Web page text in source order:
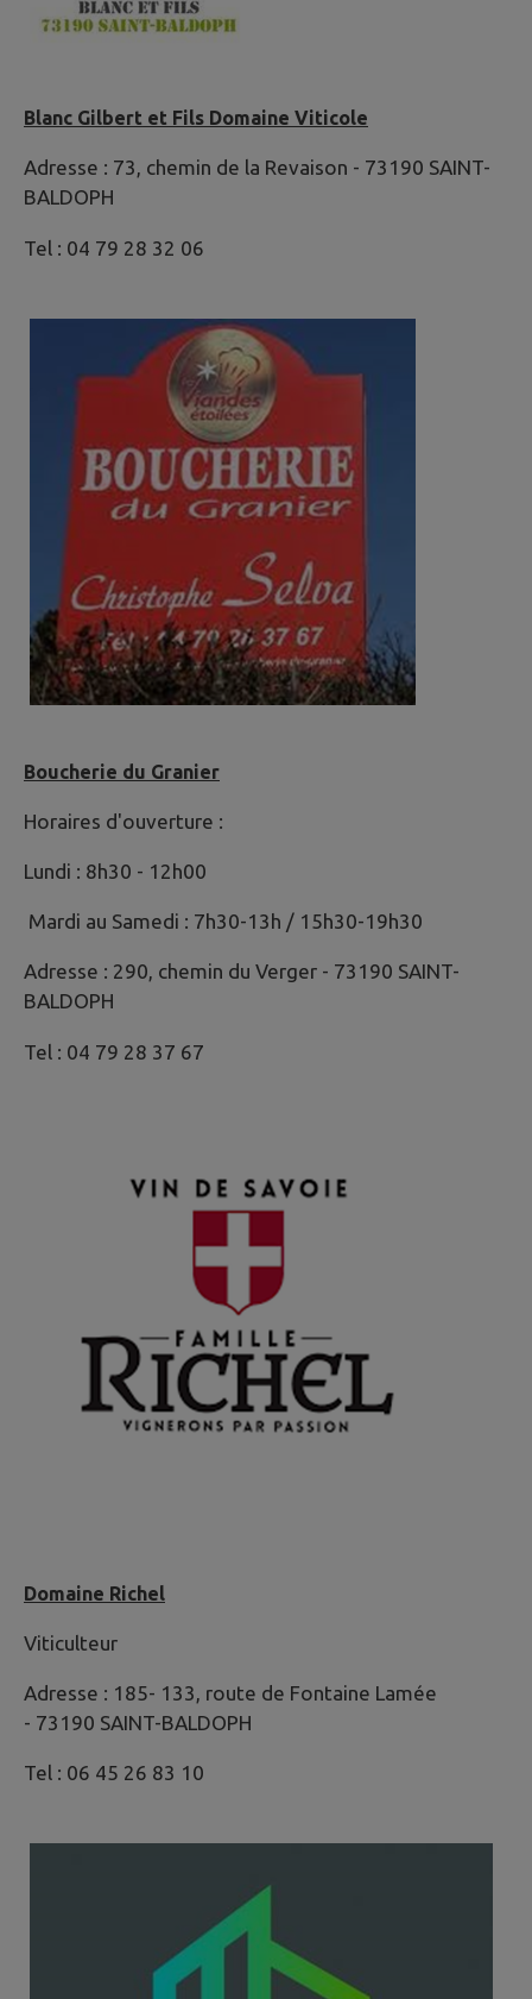
Blanc Gilbert et Fils Domaine Viticole
Adresse : 73, chemin de la Revaison - 73190 SAINT-
BALDOPH
Tel : 04 79 28 32 06
Boucherie du Granier
Horaires d'ouverture :
Lundi : 8h30 - 12h00
Mardi au Samedi : 7h30-13h / 15h30-19h30
Adresse : 290, chemin du Verger - 73190 SAINT-
BALDOPH
Tel : 04 79 28 37 67
Domaine Richel
Viticulteur
Adresse : 185- 133, route de Fontaine Lamée
- 73190 SAINT-BALDOPH
Tel : 06 45 26 83 10